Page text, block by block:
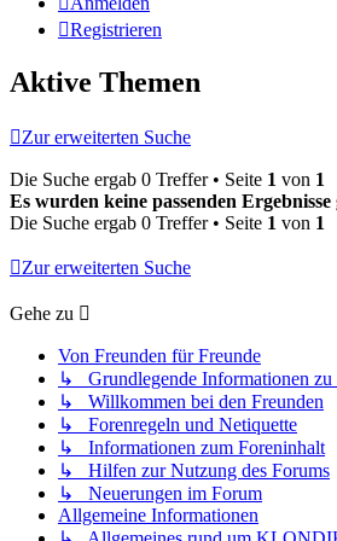
Registrieren
Aktive Themen
Zur erweiterten Suche
Die Suche ergab 0 Treffer • Seite 1 von 1
Es wurden keine passenden Ergebnisse
Die Suche ergab 0 Treffer • Seite 1 von 1
Zur erweiterten Suche
Gehe zu
Von Freunden für Freunde
↳ Grundlegende Informationen zu
↳ Willkommen bei den Freunden
↳ Forenregeln und Netiquette
↳ Informationen zum Foreninhalt
↳ Hilfen zur Nutzung des Forums
↳ Neuerungen im Forum
Allgemeine Informationen